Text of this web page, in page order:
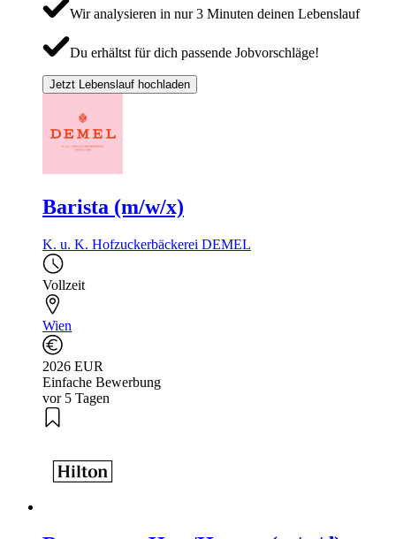
Wir analysieren in nur 3 Minuten deinen Lebenslauf
Du erhältst für dich passende Jobvorschläge!
Jetzt Lebenslauf hochladen
Barista (m/w/x)
K. u. K. Hofzuckerbäckerei DEMEL
Vollzeit
Wien
2026 EUR
Einfache Bewerbung
vor 5 Tagen